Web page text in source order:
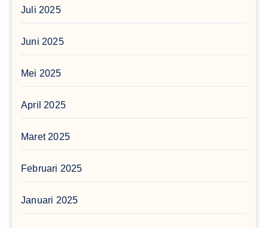
Juli 2025
Juni 2025
Mei 2025
April 2025
Maret 2025
Februari 2025
Januari 2025